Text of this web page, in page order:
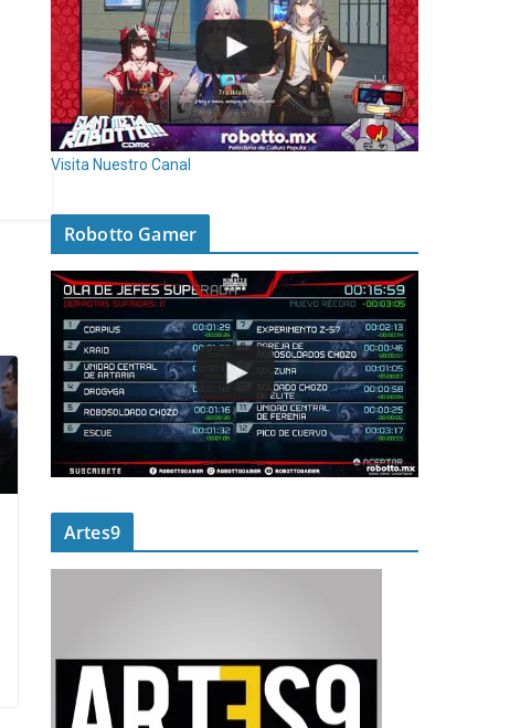
Visita Nuestro Canal
Robotto Gamer
Artes9